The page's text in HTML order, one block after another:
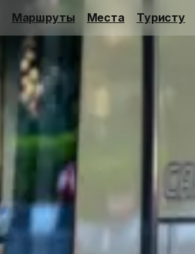
Маршруты Места Туристу